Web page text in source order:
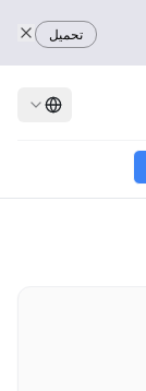
تحميل